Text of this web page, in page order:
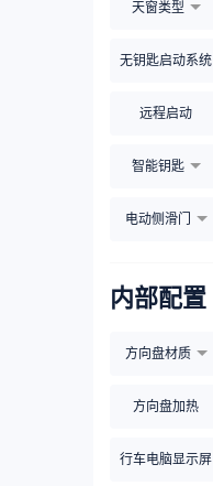
天窗类型
无钥匙启动系统
远程启动
智能钥匙
电动侧滑门
内部配置
方向盘材质
方向盘加热
行车电脑显示屏